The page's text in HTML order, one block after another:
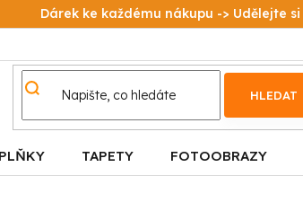
Dárek ke každému nákupu -> Udělejte
HLEDAT
TAPETY FOTOOBRAZY